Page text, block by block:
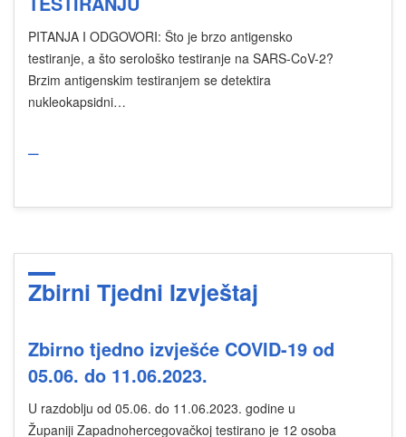
PITANJA I ODGOVORI: Što je brzo antigensko
testiranje, a što serološko testiranje na SARS-CoV-2?
Brzim antigenskim testiranjem se detektira
nukleokapsidni…
Zbirni Tjedni Izvještaj
Zbirno tjedno izvješće COVID-19 od
05.06. do 11.06.2023.
U razdoblju od 05.06. do 11.06.2023. godine u
Županiji Zapadnohercegovačkoj testirano je 12 osoba